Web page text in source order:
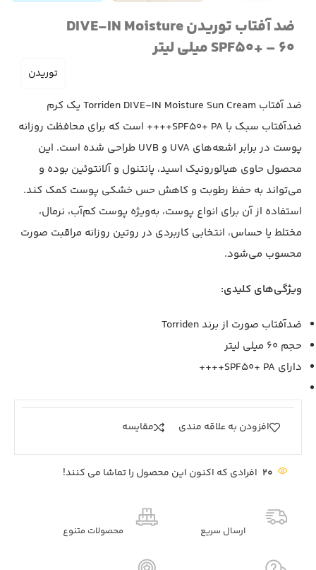
ضد آفتاب توریدن DIVE-IN Moisture
SPF50+ – 60 میلی لیتر
توریدن
ضد آفتاب Torriden DIVE-IN Moisture Sun Cream یک کرم
ضدآفتاب سبک با SPF50+ PA++++ است که برای محافظت روزانه
پوست در برابر اشعه‌های UVA و UVB طراحی شده است. این
محصول حاوی هیالورونیک اسید، پانتنول و آلانتوئین بوده و
می‌تواند به حفظ رطوبت و کاهش حس خشکی پوست کمک کند.
استفاده از آن برای انواع پوست، به‌ویژه پوست کم‌آب، نرمال،
مختلط یا حساس، انتخابی کاربردی در روتین روزانه مراقبت صورت
محسوب می‌شود.
ویژگی‌های کلیدی:
ضدآفتاب صورت از برند Torriden
حجم 60 میلی لیتر
دارای SPF50+ PA++++
افزودن به علاقه مندی مقايسه
20 افرادی که اکنون این محصول را تماشا می کنند!
ارسال سریع محصولات متنوع